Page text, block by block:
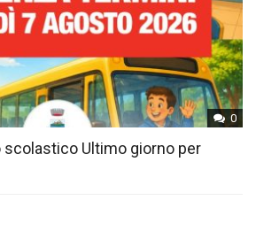
0
Ultimo giorno per